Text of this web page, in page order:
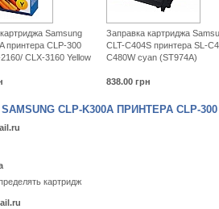
Samsung
принтера CLP-300
CLX-3160 Yellow
Заправка картриджа
CLT-C404S принтера SL-
C480W cyan (ST974A)
838.00 грн
CLP-K300A ПРИНТЕРА CLP-300
картридж